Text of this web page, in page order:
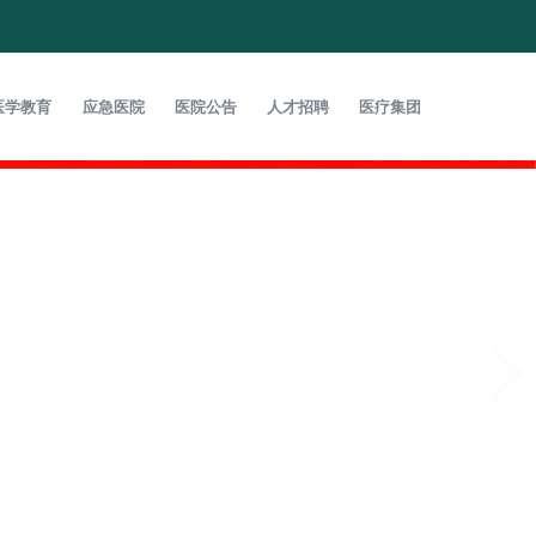
学教育 应急医院 医院公告 人才招聘 医疗集团